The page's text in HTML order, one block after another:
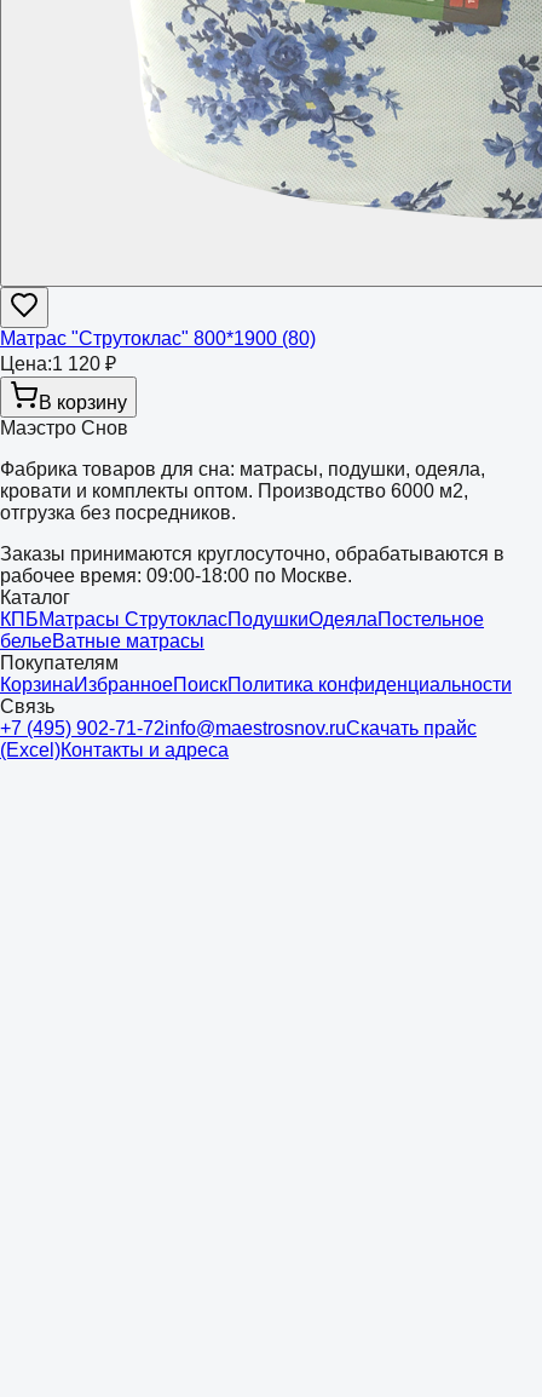
Матрас "Струтоклас" 800*1900 (80)
Цена:1 120 ₽
В корзину
Маэстро Снов
Фабрика товаров для сна: матрасы, подушки, одеяла,
кровати и комплекты оптом. Производство 6000 м2,
отгрузка без посредников.
Заказы принимаются круглосуточно, обрабатываются в
рабочее время: 09:00-18:00 по Москве.
Каталог
КПБМатрасы СтрутокласПодушкиОдеялаПостельное
бельеВатные матрасы
Покупателям
КорзинаИзбранноеПоискПолитика конфиденциальности
Связь
+7 (495) 902-71-72info@maestrosnov.ruСкачать прайс
(Excel)Контакты и адреса